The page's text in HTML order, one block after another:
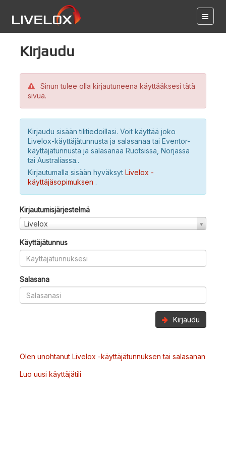
Kirjaudu
Sinun tulee olla kirjautuneena käyttääksesi tätä
sivua.
Kirjaudu sisään tilitiedoillasi. Voit käyttää joko
Livelox-käyttäjätunnusta ja salasanaa tai Eventor-
käyttäjätunnusta ja salasanaa Ruotsissa, Norjassa
tai Australiassa..
Kirjautumalla sisään hyväksyt Livelox -
käyttäjäsopimuksen .
Kirjautumisjärjestelmä
Livelox
Käyttäjätunnus
Salasana
Kirjaudu
Olen unohtanut Livelox -käyttäjätunnuksen tai salasanan
Luo uusi käyttäjätili